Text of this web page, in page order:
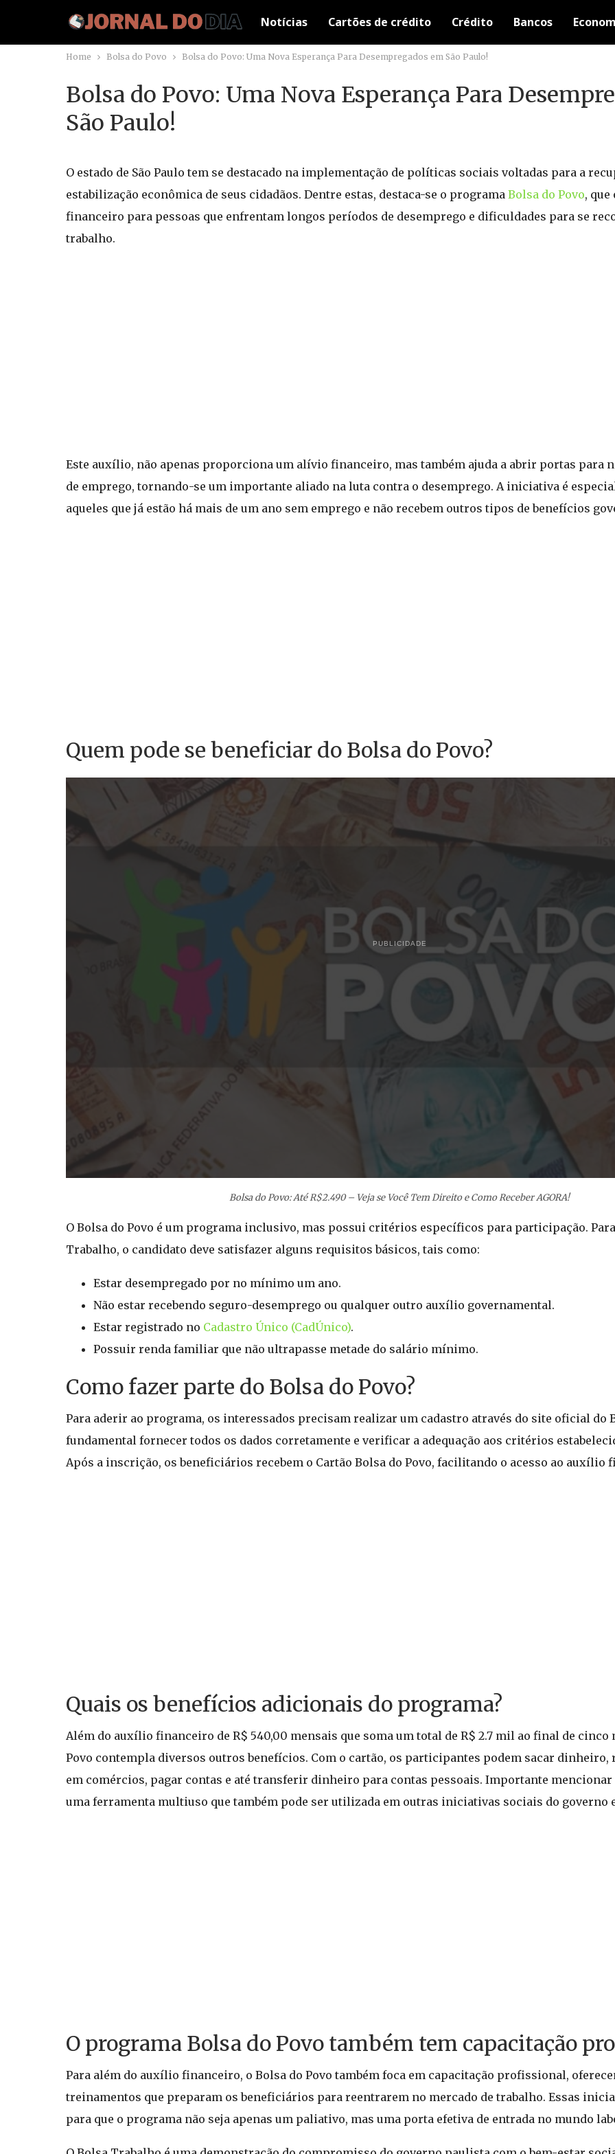
Notícias Cartões de crédito Crédito Bancos
Home Bolsa do Povo Bolsa do Povo: Uma Nova Esperança Para Desempregados em São Paulo!
Bolsa do Povo: Uma Nova Esperança Para
São Paulo!
O estado de São Paulo tem se destacado na implementação de políticas sociais voltadas para a
estabilização econômica de seus cidadãos. Dentre estas, destaca-se o programa Bolsa do Povo,
financeiro para pessoas que enfrentam longos períodos de desemprego e dificuldades para se
trabalho.
Este auxílio, não apenas proporciona um alívio financeiro, mas também ajuda a abrir portas para
de emprego, tornando-se um importante aliado na luta contra o desemprego. A iniciativa é
aqueles que já estão há mais de um ano sem emprego e não recebem outros tipos de benefícios
Quem pode se beneficiar do Bolsa do Povo?
PUBLICIDADE
Bolsa do Povo: Até R$2.490 – Veja se Você Tem Direito e Como Receber AGORA!
O Bolsa do Povo é um programa inclusivo, mas possui critérios específicos para participação.
Trabalho, o candidato deve satisfazer alguns requisitos básicos, tais como:
Estar desempregado por no mínimo um ano.
Não estar recebendo seguro-desemprego ou qualquer outro auxílio governamental.
Estar registrado no Cadastro Único (CadÚnico).
Possuir renda familiar que não ultrapasse metade do salário mínimo.
Como fazer parte do Bolsa do Povo?
Para aderir ao programa, os interessados precisam realizar um cadastro através do site oficial do
fundamental fornecer todos os dados corretamente e verificar a adequação aos critérios
Após a inscrição, os beneficiários recebem o Cartão Bolsa do Povo, facilitando o acesso ao auxílio
Quais os benefícios adicionais do programa?
Além do auxílio financeiro de R$ 540,00 mensais que soma um total de R$ 2.7 mil ao final de cinco
Povo contempla diversos outros benefícios. Com o cartão, os participantes podem sacar dinheiro,
em comércios, pagar contas e até transferir dinheiro para contas pessoais. Importante mencionar
uma ferramenta multiuso que também pode ser utilizada em outras iniciativas sociais do governo
O programa Bolsa do Povo também tem capacitação
Para além do auxílio financeiro, o Bolsa do Povo também foca em capacitação profissional,
treinamentos que preparam os beneficiários para reentrarem no mercado de trabalho. Essas
para que o programa não seja apenas um paliativo, mas uma porta efetiva de entrada no mundo